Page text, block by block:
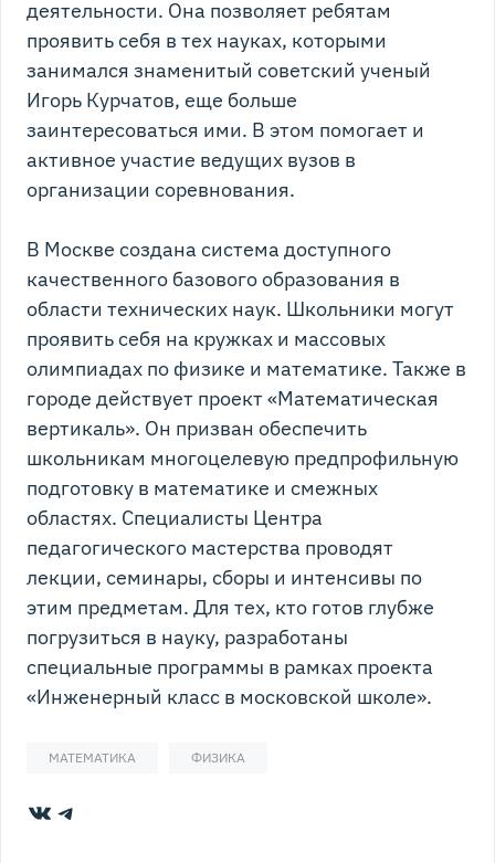
деятельности. Она позволяет ребятам
проявить себя в тех науках, которыми
занимался знаменитый советский ученый
Игорь Курчатов, еще больше
заинтересоваться ими. В этом помогает и
активное участие ведущих вузов в
организации соревнования.
В Москве создана система доступного
качественного базового образования в
области технических наук. Школьники могут
проявить себя на кружках и массовых
олимпиадах по физике и математике. Также в
городе действует проект «Математическая
вертикаль». Он призван обеспечить
школьникам многоцелевую предпрофильную
подготовку в математике и смежных
областях. Специалисты Центра
педагогического мастерства проводят
лекции, семинары, сборы и интенсивы по
этим предметам. Для тех, кто готов глубже
погрузиться в науку, разработаны
специальные программы в рамках проекта
«Инженерный класс в московской школе».
МАТЕМАТИКА ФИЗИКА
ВКонтакте
Telegram